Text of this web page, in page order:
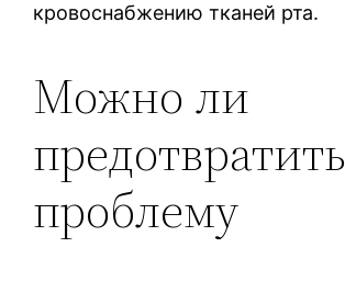
кровоснабжению тканей рта.
Можно ли
предотвратить
проблему